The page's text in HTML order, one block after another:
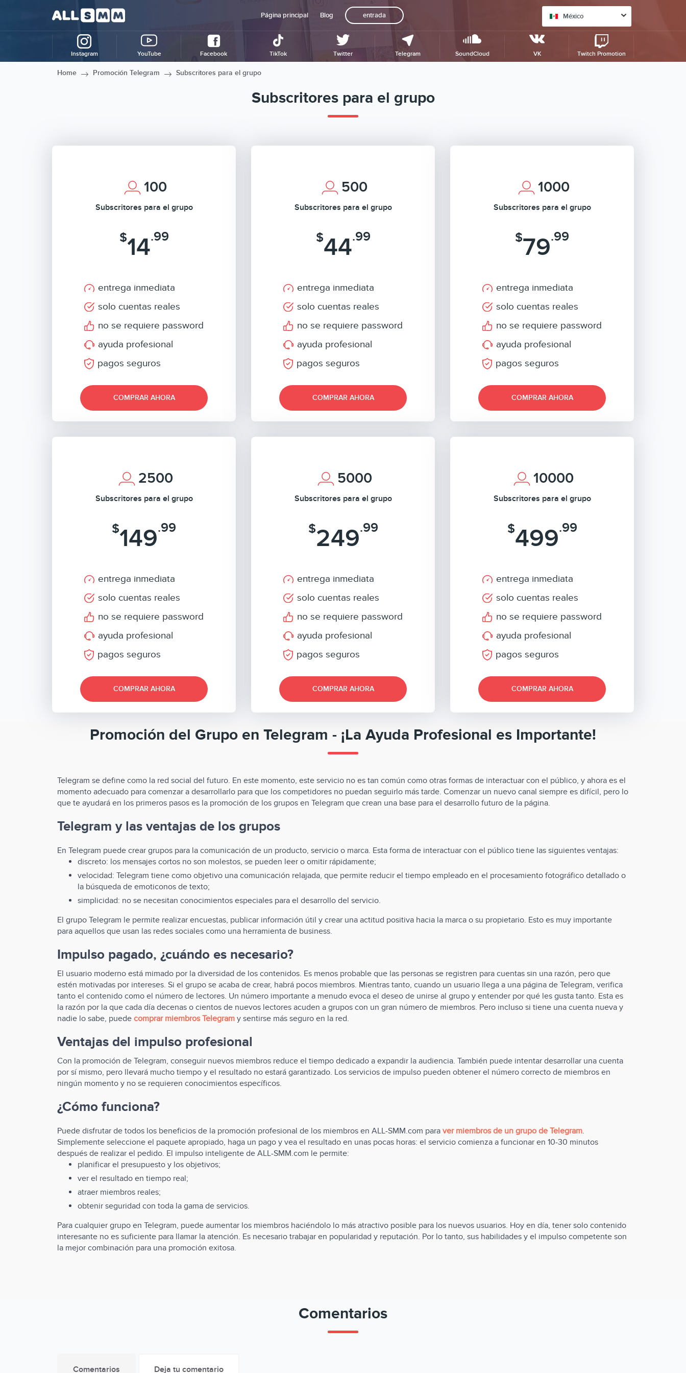
Página principal Blog entrada México
Instagram YouTube Facebook TikTok Twitter Telegram SoundCloud VK Twitch Promotion
Home Promoción Telegram Subscritores para el grupo
Subscritores para el grupo
100
Subscritores para el grupo
$14.99
entrega inmediata
solo cuentas reales
no se requiere password
ayuda profesional
pagos seguros
COMPRAR AHORA
500
Subscritores para el grupo
$44.99
entrega inmediata
solo cuentas reales
no se requiere password
ayuda profesional
pagos seguros
COMPRAR AHORA
1000
Subscritores para el grupo
$79.99
entrega inmediata
solo cuentas reales
no se requiere password
ayuda profesional
pagos seguros
COMPRAR AHORA
2500
Subscritores para el grupo
$149.99
entrega inmediata
solo cuentas reales
no se requiere password
ayuda profesional
pagos seguros
COMPRAR AHORA
5000
Subscritores para el grupo
$249.99
entrega inmediata
solo cuentas reales
no se requiere password
ayuda profesional
pagos seguros
COMPRAR AHORA
10000
Subscritores para el grupo
$499.99
entrega inmediata
solo cuentas reales
no se requiere password
ayuda profesional
pagos seguros
COMPRAR AHORA
Promoción del Grupo en Telegram - ¡La Ayuda Profesional es Importante!
Telegram se define como la red social del futuro. En este momento, este servicio no es tan común como otras formas de interactuar con el público, y ahora es el
momento adecuado para comenzar a desarrollarlo para que los competidores no puedan seguirlo más tarde. Comenzar un nuevo canal siempre es difícil, pero lo
que te ayudará en los primeros pasos es la promoción de los grupos en Telegram que crean una base para el desarrollo futuro de la página.
Telegram y las ventajas de los grupos
En Telegram puede crear grupos para la comunicación de un producto, servicio o marca. Esta forma de interactuar con el público tiene las siguientes ventajas:
discreto: los mensajes cortos no son molestos, se pueden leer o omitir rápidamente;
velocidad: Telegram tiene como objetivo una comunicación relajada, que permite reducir el tiempo empleado en el procesamiento fotográfico detallado o
la búsqueda de emoticonos de texto;
simplicidad: no se necesitan conocimientos especiales para el desarrollo del servicio.
El grupo Telegram le permite realizar encuestas, publicar información útil y crear una actitud positiva hacia la marca o su propietario. Esto es muy importante
para aquellos que usan las redes sociales como una herramienta de business.
Impulso pagado, ¿cuándo es necesario?
El usuario moderno está mimado por la diversidad de los contenidos. Es menos probable que las personas se registren para cuentas sin una razón, pero que
estén motivadas por intereses. Si el grupo se acaba de crear, habrá pocos miembros. Mientras tanto, cuando un usuario llega a una página de Telegram, verifica
tanto el contenido como el número de lectores. Un número importante a menudo evoca el deseo de unirse al grupo y entender por qué les gusta tanto. Esta es
la razón por la que cada día decenas o cientos de nuevos lectores acuden a grupos con un gran número de miembros. Pero incluso si tiene una cuenta nueva y
nadie lo sabe, puede comprar miembros Telegram y sentirse más seguro en la red.
Ventajas del impulso profesional
Con la promoción de Telegram, conseguir nuevos miembros reduce el tiempo dedicado a expandir la audiencia. También puede intentar desarrollar una cuenta
por sí mismo, pero llevará mucho tiempo y el resultado no estará garantizado. Los servicios de impulso pueden obtener el número correcto de miembros en
ningún momento y no se requieren conocimientos específicos.
¿Cómo funciona?
Puede disfrutar de todos los beneficios de la promoción profesional de los miembros en ALL-SMM.com para ver miembros de un grupo de Telegram.
Simplemente seleccione el paquete apropiado, haga un pago y vea el resultado en unas pocas horas: el servicio comienza a funcionar en 10-30 minutos
después de realizar el pedido. El impulso inteligente de ALL-SMM.com le permite:
planificar el presupuesto y los objetivos;
ver el resultado en tiempo real;
atraer miembros reales;
obtenir seguridad con toda la gama de servicios.
Para cualquier grupo en Telegram, puede aumentar los miembros haciéndolo lo más atractivo posible para los nuevos usuarios. Hoy en día, tener solo contenido
interesante no es suficiente para llamar la atención. Es necesario trabajar en popularidad y reputación. Por lo tanto, sus habilidades y el impulso competente son
la mejor combinación para una promoción exitosa.
Comentarios
Comentarios Deja tu comentario